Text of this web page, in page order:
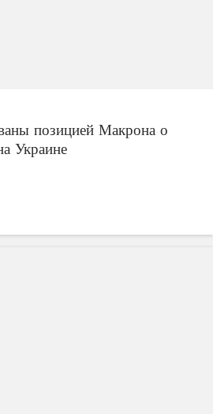
позицией Макрона о
Украине